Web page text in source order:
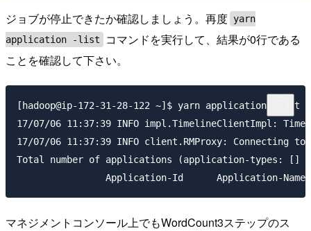
ジョブが停止できたか確認しましょう。再度 yarn
application -list
コマンドを実行して、結果が0行である
ことを確認して下さい。
[hadoop@ip-172-31-28-122 ~]$ yarn application -list
17/07/06 11:37:39 INFO impl.TimelineClientImpl:
17/07/06 11:37:39 INFO client.RMProxy: Connecting
Total number of applications (application-types: [] and
マネジメントコンソール上でもWordCount3ステップのス